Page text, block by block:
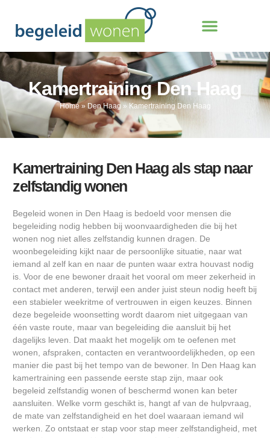
Kamertraining Den Haag
Home» Den Haag »Kamertraining Den Haag
Kamertraining Den Haag als stap naar
zelfstandig wonen
Begeleid wonen in Den Haag is bedoeld voor mensen die
begeleiding nodig hebben bij woonvaardigheden die bij het
wonen nog niet alles zelfstandig kunnen dragen. De
woonbegeleiding kijkt naar de persoonlijke situatie, naar wat
iemand al zelf kan en naar de punten waar extra houvast nodig
is. Voor de ene bewoner draait het vooral om meer zekerheid in
contact met anderen, terwijl een ander juist steun nodig heeft bij
een stabieler weekritme of vertrouwen in eigen keuzes. Binnen
deze begeleide woonsetting wordt daarom niet uitgegaan van
één vaste route, maar van begeleiding die aansluit bij het
dagelijks leven. Dat maakt het mogelijk om te oefenen met
wonen, afspraken, contacten en verantwoordelijkheden, op een
manier die past bij het tempo van de bewoner. In Den Haag kan
kamertraining een passende eerste stap zijn, maar ook
begeleid zelfstandig wonen of beschermd wonen kan beter
aansluiten. Welke vorm geschikt is, hangt af van de hulpvraag,
de mate van zelfstandigheid en het doel waaraan iemand wil
werken. Zo ontstaat er stap voor stap meer zelfstandigheid, met